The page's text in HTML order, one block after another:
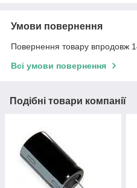
Умови повернення
Повернення товару впродовж
Всі умови повернення
Подібні товари компанії